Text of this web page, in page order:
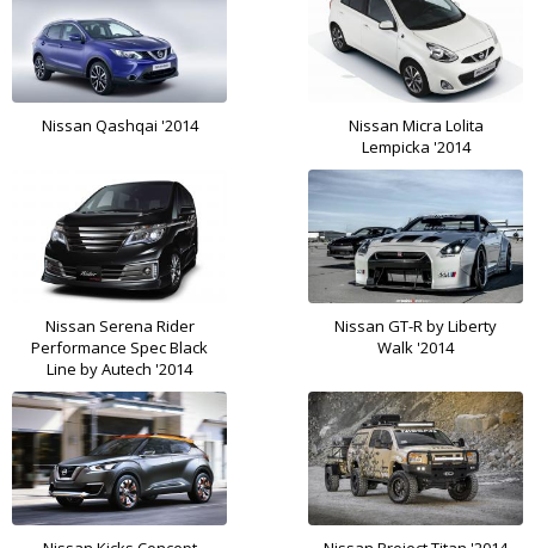
Nissan Qashqai '2014
Nissan Micra Lolita
Lempicka '2014
Nissan Serena Rider
Performance Spec Black
Line by Autech '2014
Nissan GT-R by Liberty
Walk '2014